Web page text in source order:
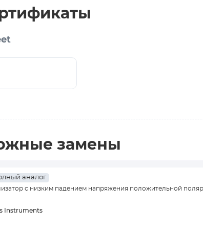
замены
аналог
с низким падением напряжения положительной
Instruments